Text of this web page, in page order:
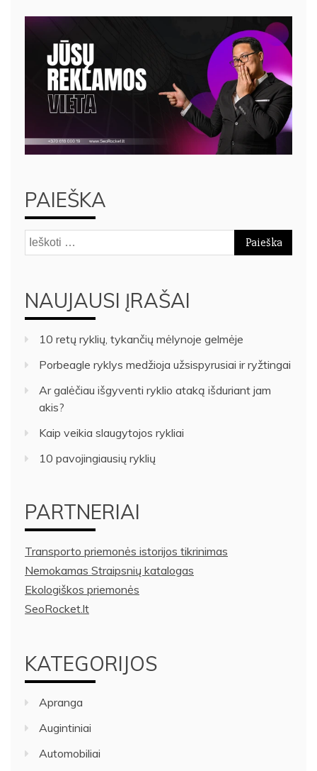
PAIEŠKA
Ieškoti:
NAUJAUSI ĮRAŠAI
10 retų ryklių, tykančių mėlynoje gelmėje
Porbeagle ryklys medžioja užsispyrusiai ir ryžtingai
Ar galėčiau išgyventi ryklio ataką išduriant jam
akis?
Kaip veikia slaugytojos rykliai
10 pavojingiausių ryklių
PARTNERIAI
Transporto priemonės istorijos tikrinimas
Nemokamas Straipsnių katalogas
Ekologiškos priemonės
SeoRocket.lt
KATEGORIJOS
Apranga
Augintiniai
Automobiliai